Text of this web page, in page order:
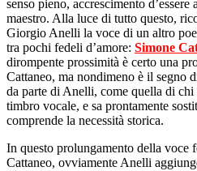
senso pieno, accrescimento
maestro. Alla luce di tutto questo,
Giorgio Anelli la voce di un altro
tra pochi fedeli d’amore: Simone
dirompente prossimità è certo una
Cattaneo, ma nondimeno è il segno
da parte di Anelli, come quella di
timbro vocale, e sa prontamente
comprende la necessità storica.
In questo prolungamento della voce
Cattaneo, ovviamente Anelli